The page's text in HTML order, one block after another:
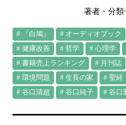
著者・分類
『白鳩』 オーディオブック
健康改善
哲学 心理学
書籍売上ランキング
月刊誌
環境問題
生長の家 聖経
谷口清超
谷口純子 谷口